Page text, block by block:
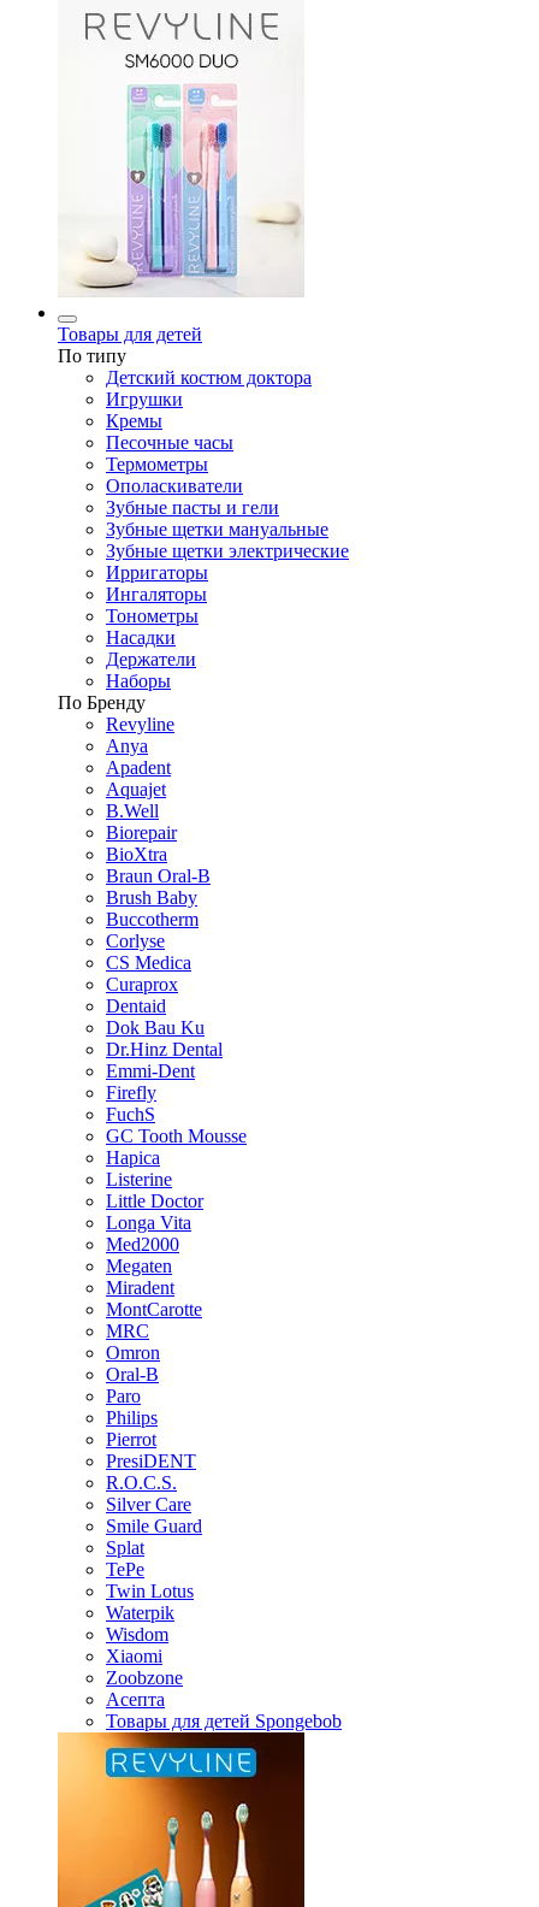
Товары для детей
По типу
Детский костюм доктора
Игрушки
Кремы
Песочные часы
Термометры
Ополаскиватели
Зубные пасты и гели
Зубные щетки мануальные
Зубные щетки электрические
Ирригаторы
Ингаляторы
Тонометры
Насадки
Держатели
Наборы
По Бренду
Revyline
Anya
Apadent
Aquajet
B.Well
Biorepair
BioXtra
Braun Oral-B
Brush Baby
Buccotherm
Corlyse
CS Medica
Curaprox
Dentaid
Dok Bau Ku
Dr.Hinz Dental
Emmi-Dent
Firefly
FuchS
GC Tooth Mousse
Hapica
Listerine
Little Doctor
Longa Vita
Med2000
Megaten
Miradent
MontCarotte
MRC
Omron
Oral-B
Paro
Philips
Pierrot
PresiDENT
R.O.C.S.
Silver Care
Smile Guard
Splat
TePe
Twin Lotus
Waterpik
Wisdom
Xiaomi
Zoobzone
Асепта
Товары для детей Spongebob